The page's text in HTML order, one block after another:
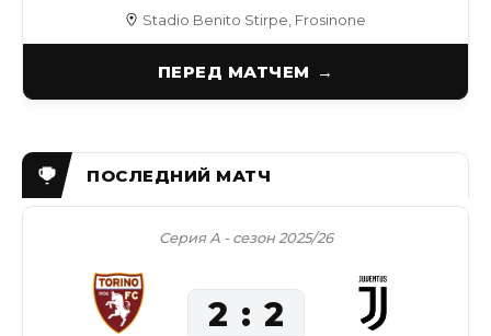
Stadio Benito Stirpe, Frosinone
ПЕРЕД МАТЧЕМ
Серия А - сезон 2025/26
2 2